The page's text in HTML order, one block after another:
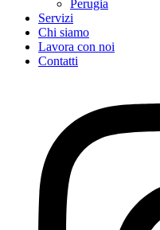
Perugia
Servizi
Chi siamo
Lavora con noi
Contatti